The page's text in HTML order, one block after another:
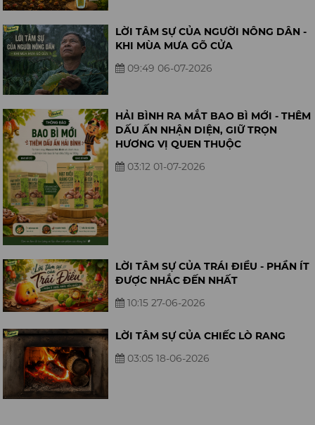
LỜI TÂM SỰ CỦA NGƯỜI NÔNG DÂN -
KHI MÙA MƯA GÕ CỬA
09:49 06-07-2026
HẢI BÌNH RA MẮT BAO BÌ MỚI - THÊM
DẤU ẤN NHẬN DIỆN, GIỮ TRỌN
HƯƠNG VỊ QUEN THUỘC
03:12 01-07-2026
LỜI TÂM SỰ CỦA TRÁI ĐIỀU - PHẦN ÍT
ĐƯỢC NHẮC ĐẾN NHẤT
10:15 27-06-2026
LỜI TÂM SỰ CỦA CHIẾC LÒ RANG
03:05 18-06-2026